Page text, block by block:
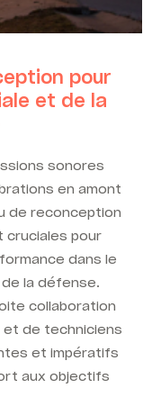
pour
et de la
sonores
en amont
de reconception
cruciales pour
dans le
la défense.
collaboration
et de techniciens
et impératifs
aux objectifs